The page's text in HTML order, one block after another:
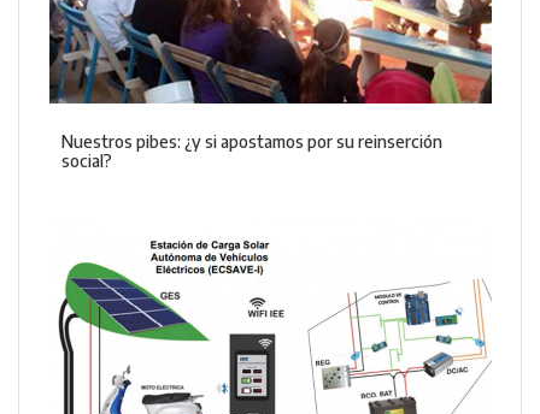
Nuestros pibes: ¿y si apostamos por su reinserción
social?